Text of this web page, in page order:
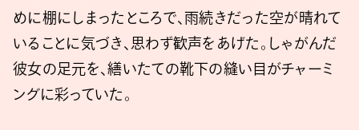
めに棚にしまったところで、雨続きだった空が晴れて
いることに気づき、思わず歓声をあげた。しゃがんだ
彼女の足元を、繕いたての靴下の縫い目がチャーミ
ングに彩っていた。